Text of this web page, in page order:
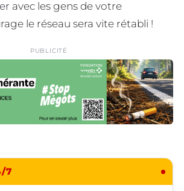
avec les gens de votre
le réseau sera vite rétabli !
PUBLICITÉ
7